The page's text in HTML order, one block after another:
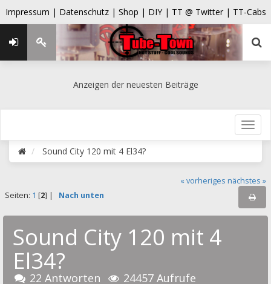
Impressum | Datenschutz | Shop | DIY | TT @ Twitter | TT-Cabs
Anzeigen der neuesten Beiträge
Sound City 120 mit 4 El34?
« vorheriges nächstes »
Seiten: 1 [2] | Nach unten
Sound City 120 mit 4
El34?
22 Antworten 24457 Aufrufe